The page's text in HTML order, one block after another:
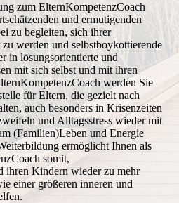
zum ElternKompetenzCoach
und ermutigenden
zu begleiten, sich ihrer
werden und selbstboykottierende
in lösungsorientierte und
mit sich selbst und mit ihren
werden Sie
für Eltern, die gezielt nach
auch besonders in Krisenzeiten
und Alltagsstress wieder mit
(Familien)Leben und Energie
ermöglicht Ihnen als
somit,
ihren Kindern wieder zu mehr
einer größeren inneren und